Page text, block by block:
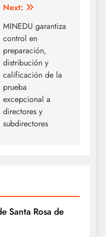
Next:
MINEDU garantiza
control en
preparación,
distribución y
calificación de la
prueba
excepcional a
directores y
subdirectores
Santa Rosa de